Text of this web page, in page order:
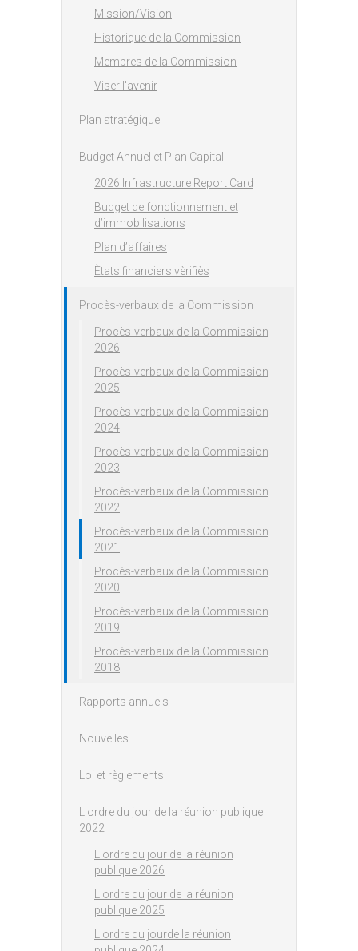
Mission/Vision
Historique de la Commission
Membres de la Commission
Viser l'avenir
Plan stratégique
Budget Annuel et Plan Capital
2026 Infrastructure Report Card
Budget de fonctionnement et
d’immobilisations
Plan d’affaires
Ètats financiers vèrifiès
Procès-verbaux de la Commission
Procès-verbaux de la Commission
2026
Procès-verbaux de la Commission
2025
Procès-verbaux de la Commission
2024
Procès-verbaux de la Commission
2023
Procès-verbaux de la Commission
2022
Procès-verbaux de la Commission
2021
Procès-verbaux de la Commission
2020
Procès-verbaux de la Commission
2019
Procès-verbaux de la Commission
2018
Rapports annuels
Nouvelles
Loi et règlements
L'ordre du jour de la réunion publique
2022
L'ordre du jour de la réunion
publique 2026
L'ordre du jour de la réunion
publique 2025
L'ordre du jourde la réunion